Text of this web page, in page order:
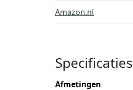
Amazon.nl
Specificaties
Afmetingen